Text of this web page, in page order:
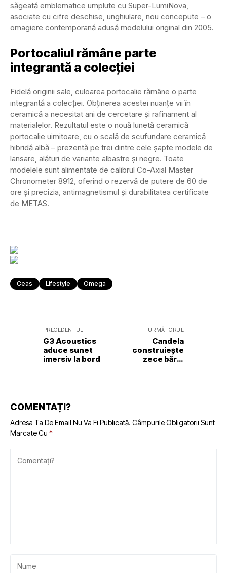
săgeată emblematice umplute cu Super-LumiNova,
asociate cu cifre deschise, unghiulare, nou concepute – o
omagiere contemporană adusă modelului original din 2005.
Portocaliul rămâne parte
integrantă a colecției
Fidelă originii sale, culoarea portocalie rămâne o parte
integrantă a colecției. Obținerea acestei nuanțe vii în
ceramică a necesitat ani de cercetare și rafinament al
materialelor. Rezultatul este o nouă lunetă ceramică
portocalie uimitoare, cu o scală de scufundare ceramică
hibridă albă – prezentă pe trei dintre cele șapte modele de
lansare, alături de variante albastre și negre. Toate
modelele sunt alimentate de calibrul Co-Axial Master
Chronometer 8912, oferind o rezervă de putere de 60 de
ore și precizia, antimagnetismul și durabilitatea certificate
de METAS.
Ceas Lifestyle Omega
PRECEDENTUL
G3 Acoustics
aduce sunet
imersiv la bord
URMĂTORUL
Candela
construiește
zece bărci
COMENTAȚI?
Adresa Ta De Email Nu Va Fi Publicată. Câmpurile Obligatorii Sunt
Marcate Cu *